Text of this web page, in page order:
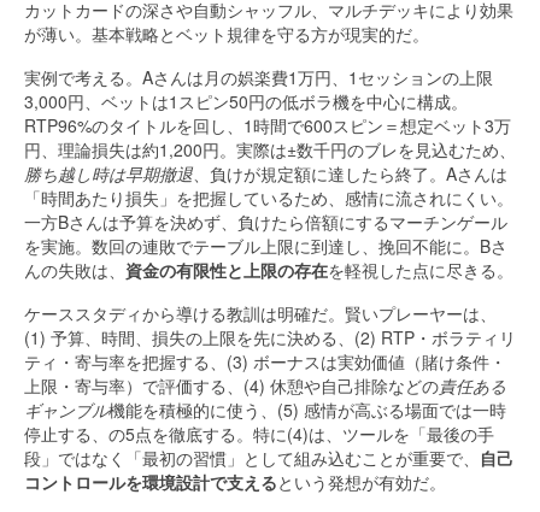
カットカードの深さや自動シャッフル、マルチデッキにより効果
が薄い。基本戦略とベット規律を守る方が現実的だ。
実例で考える。Aさんは月の娯楽費1万円、1セッションの上限
3,000円、ベットは1スピン50円の低ボラ機を中心に構成。
RTP96%のタイトルを回し、1時間で600スピン＝想定ベット3万
円、理論損失は約1,200円。実際は±数千円のブレを見込むため、
勝ち越し時は早期撤退、負けが規定額に達したら終了。Aさんは
「時間あたり損失」を把握しているため、感情に流されにくい。
一方Bさんは予算を決めず、負けたら倍額にするマーチンゲール
を実施。数回の連敗でテーブル上限に到達し、挽回不能に。Bさ
んの失敗は、 資金の有限性と上限の存在を軽視した点に尽きる。
ケーススタディから導ける教訓は明確だ。賢いプレーヤーは、
(1) 予算、時間、損失の上限を先に決める、(2) RTP・ボラティリ
ティ・寄与率を把握する、(3) ボーナスは実効価値（賭け条件・
上限・寄与率）で評価する、(4) 休憩や自己排除などの責任ある
ギャンブル機能を積極的に使う、(5) 感情が高ぶる場面では一時
停止する、の5点を徹底する。特に(4)は、ツールを「最後の手
段」ではなく「最初の習慣」として組み込むことが重要で、 自己
コントロールを環境設計で支えるという発想が有効だ。